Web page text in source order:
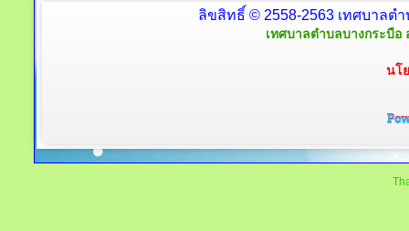
ลิขสิทธิ์ © 2558-2563 เทศบาลต
เทศบาลตำบลบางกระบือ
นโ